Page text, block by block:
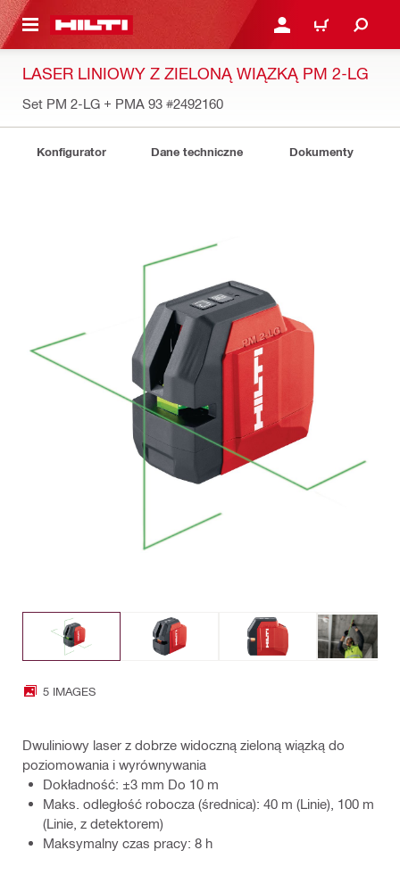
GŁÓWNEJ ZALOGUJ SIĘ LUB
KOSZYK
LASER LINIOWY Z ZIELONĄ WIĄZKĄ PM 2-LG
Set PM 2-LG + PMA 93 #2492160
Konfigurator Dane techniczne Dokumenty
5 IMAGES
Dwuliniowy laser z dobrze widoczną zieloną wiązką do
poziomowania i wyrównywania
Dokładność: ±3 mm Do 10 m
Maks. odległość robocza (średnica): 40 m (Linie), 100 m
(Linie, z detektorem)
Maksymalny czas pracy: 8 h